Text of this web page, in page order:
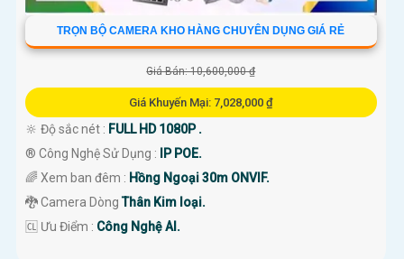
TRỌN BỘ CAMERA KHO HÀNG CHUYÊN DỤNG GIÁ RẺ
Giá Bán: 10,600,000 ₫
Giá Khuyến Mại: 7,028,000 ₫
🔆 Độ sắc nét : FULL HD 1080P .
®️ Công Nghệ Sử Dụng :
IP POE.
🌈 Xem ban đêm : Hồng Ngoại 30m ONVIF.
🐉️ Camera DòngThân Kim loại.
️🆑 Ưu Điểm : Công Nghệ AI.